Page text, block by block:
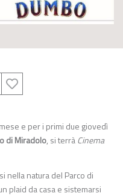
e per i primi due giovedì
di Miradolo, si terràCinema
nella natura del Parco di
plaid da casa e sistemarsi